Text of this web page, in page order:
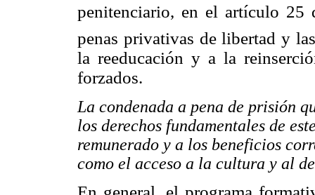
penitenciario, en el artículo 25
penas privativas de libertad y
la reeducación y a la
forzados.
La condenada a pena de prisión
los derechos fundamentales de
remunerado y a los beneficios
como el acceso a la cultura y al